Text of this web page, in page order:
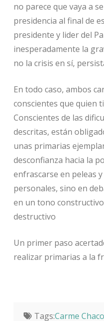
no parece que vaya a
presidencia al final de
presidente y lider del
inesperadamente la
no la crisis en sí,
En todo caso, ambos
conscientes que quien
Conscientes de las
descritas, están
unas primarias
desconfianza hacia la
enfrascarse en peleas
personales, sino en
en un tono
destructivo
Un primer paso
realizar primarias a la
Tags:Carme